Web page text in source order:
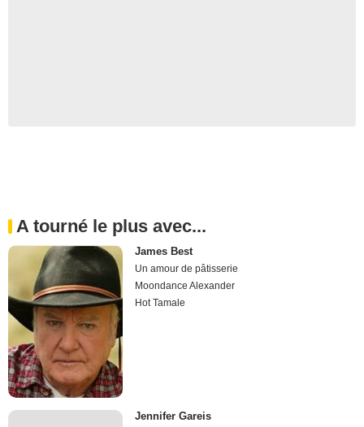
A tourné le plus avec...
James Best
Un amour de pâtisserie
Moondance Alexander
Hot Tamale
Jennifer Gareis